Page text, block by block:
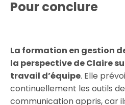
Pour conclure
La formation en gestion
la perspective de Claire
travail d’équipe. Elle
continuellement les outils
communication appris, car